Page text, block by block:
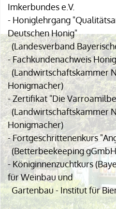
Imkerbundes e.V.
- Honiglehrgang
Deutschen Honig"
(Landesverband
- Fachkundenachweis Honig
(Landwirtschaftskammer
Honigmacher)
- Zertifikat "Die
(Landwirtschaftskammer
Honigmacher)
- Fortgeschrittenenkurs
(Betterbeekeeping
- Königinnenzuchtkurs
für Weinbau und
Gartenbau - Institut für